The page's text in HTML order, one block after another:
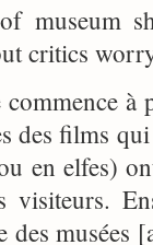
museum
critics
commence
des films
en elfes)
visiteurs.
des